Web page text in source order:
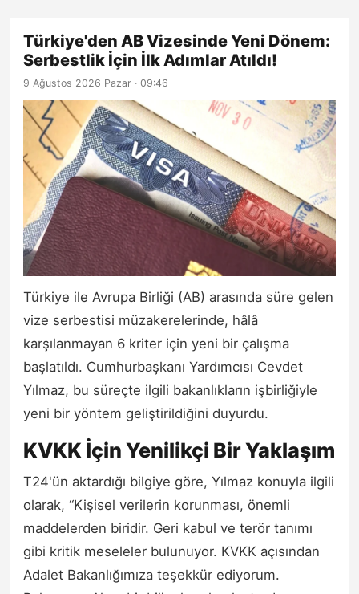
Türkiye'den AB Vizesinde Yeni Dönem:
Serbestlik İçin İlk Adımlar Atıldı!
9 Ağustos 2026 Pazar · 09:46
Türkiye ile Avrupa Birliği (AB) arasında süre gelen
vize serbestisi müzakerelerinde, hâlâ
karşılanmayan 6 kriter için yeni bir çalışma
başlatıldı. Cumhurbaşkanı Yardımcısı Cevdet
Yılmaz, bu süreçte ilgili bakanlıkların işbirliğiyle
yeni bir yöntem geliştirildiğini duyurdu.
KVKK İçin Yenilikçi Bir Yaklaşım
T24'ün aktardığı bilgiye göre, Yılmaz konuyla ilgili
olarak, “Kişisel verilerin korunması, önemli
maddelerden biridir. Geri kabul ve terör tanımı
gibi kritik meseleler bulunuyor. KVKK açısından
Adalet Bakanlığımıza teşekkür ediyorum.